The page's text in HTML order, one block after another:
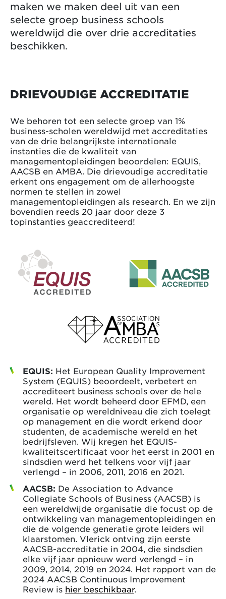
maken we maken deel uit van een
selecte groep business schools
wereldwijd die over drie accreditaties
beschikken.
DRIEVOUDIGE ACCREDITATIE
We behoren tot een selecte groep van 1%
business-scholen wereldwijd met accreditaties
van de drie belangrijkste internationale
instanties die de kwaliteit van
managementopleidingen beoordelen: EQUIS,
AACSB en AMBA. Die drievoudige accreditatie
erkent ons engagement om de allerhoogste
normen te stellen in zowel
managementopleidingen als research. En we zijn
bovendien reeds 20 jaar door deze 3
topinstanties geaccrediteerd!
EQUIS: Het European Quality Improvement
System (EQUIS) beoordeelt, verbetert en
accrediteert business schools over de hele
wereld. Het wordt beheerd door EFMD, een
organisatie op wereldniveau die zich toelegt
op management en die wordt erkend door
studenten, de academische wereld en het
bedrijfsleven. Wij kregen het EQUIS-
kwaliteitscertificaat voor het eerst in 2001 en
sindsdien werd het telkens voor vijf jaar
verlengd – in 2006, 2011, 2016 en 2021.
AACSB: De Association to Advance
Collegiate Schools of Business (AACSB) is
een wereldwijde organisatie die focust op de
ontwikkeling van managementopleidingen en
die de volgende generatie grote leiders wil
klaarstomen. Vlerick ontving zijn eerste
AACSB-accreditatie in 2004, die sindsdien
elke vijf jaar opnieuw werd verlengd – in
2009, 2014, 2019 en 2024. Het rapport van de
2024 AACSB Continuous Improvement
Review is hier beschikbaar.